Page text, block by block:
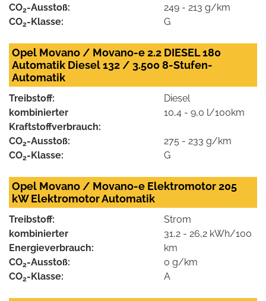
CO2-Ausstoß:
249 - 213 g/km
CO2-Klasse: G
Opel Movano / Movano-e 2.2 DIESEL 180
Automatik Diesel 132 / 3.500 8-Stufen-
Automatik
Treibstoff:
Diesel
kombinierter
Kraftstoffverbrauch:
10,4 - 9,0 l/100km
CO2-Ausstoß:
275 - 233 g/km
CO2-Klasse: G
Opel Movano / Movano-e Elektromotor 205
kW Elektromotor Automatik
Treibstoff:
Strom
kombinierter
Energieverbrauch:
31,2 - 26,2 kWh/100
km
CO2-Ausstoß:
0 g/km
CO2-Klasse: A